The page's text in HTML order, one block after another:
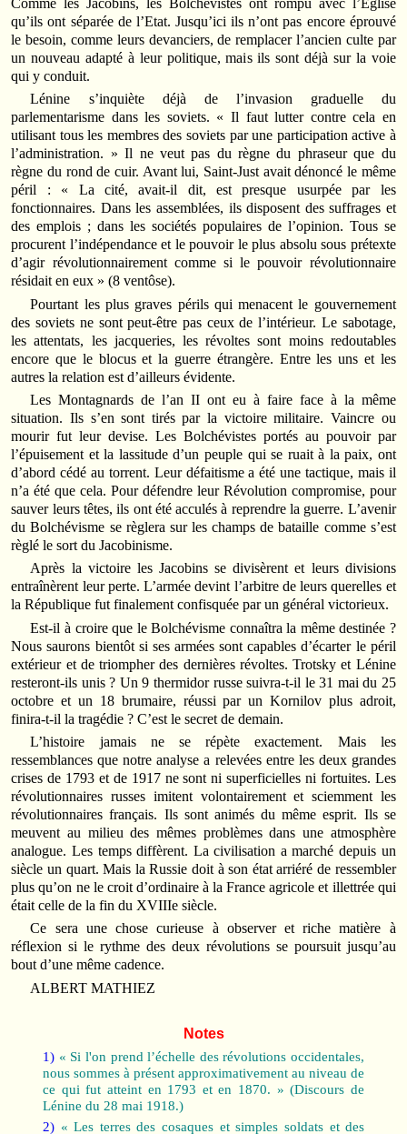
Comme les Jacobins, les Bolchévistes ont rompu avec l’Eglise
qu’ils ont séparée de l’Etat. Jusqu’ici ils n’ont pas encore éprouvé
le besoin, comme leurs devanciers, de remplacer l’ancien culte par
un nouveau adapté à leur politique, mais ils sont déjà sur la voie
qui y conduit.
Lénine s’inquiète déjà de l’invasion graduelle du
parlementarisme dans les soviets. « Il faut lutter contre cela en
utilisant tous les membres des soviets par une participation active à
l’administration. » Il ne veut pas du règne du phraseur que du
règne du rond de cuir. Avant lui, Saint-Just avait dénoncé le même
péril : « La cité, avait-il dit, est presque usurpée par les
fonctionnaires. Dans les assemblées, ils disposent des suffrages et
des emplois ; dans les sociétés populaires de l’opinion. Tous se
procurent l’indépendance et le pouvoir le plus absolu sous prétexte
d’agir révolutionnairement comme si le pouvoir révolutionnaire
résidait en eux » (8 ventôse).
Pourtant les plus graves périls qui menacent le gouvernement
des soviets ne sont peut-être pas ceux de l’intérieur. Le sabotage,
les attentats, les jacqueries, les révoltes sont moins redoutables
encore que le blocus et la guerre étrangère. Entre les uns et les
autres la relation est d’ailleurs évidente.
Les Montagnards de l’an II ont eu à faire face à la même
situation. Ils s’en sont tirés par la victoire militaire. Vaincre ou
mourir fut leur devise. Les Bolchévistes portés au pouvoir par
l’épuisement et la lassitude d’un peuple qui se ruait à la paix, ont
d’abord cédé au torrent. Leur défaitisme a été une tactique, mais il
n’a été que cela. Pour défendre leur Révolution compromise, pour
sauver leurs têtes, ils ont été acculés à reprendre la guerre. L’avenir
du Bolchévisme se règlera sur les champs de bataille comme s’est
règlé le sort du Jacobinisme.
Après la victoire les Jacobins se divisèrent et leurs divisions
entraînèrent leur perte. L’armée devint l’arbitre de leurs querelles et
la République fut finalement confisquée par un général victorieux.
Est-il à croire que le Bolchévisme connaîtra la même destinée ?
Nous saurons bientôt si ses armées sont capables d’écarter le péril
extérieur et de triompher des dernières révoltes. Trotsky et Lénine
resteront-ils unis ? Un 9 thermidor russe suivra-t-il le 31 mai du 25
octobre et un 18 brumaire, réussi par un Kornilov plus adroit,
finira-t-il la tragédie ? C’est le secret de demain.
L’histoire jamais ne se répète exactement. Mais les
ressemblances que notre analyse a relevées entre les deux grandes
crises de 1793 et de 1917 ne sont ni superficielles ni fortuites. Les
révolutionnaires russes imitent volontairement et sciemment les
révolutionnaires français. Ils sont animés du même esprit. Ils se
meuvent au milieu des mêmes problèmes dans une atmosphère
analogue. Les temps diffèrent. La civilisation a marché depuis un
siècle un quart. Mais la Russie doit à son état arriéré de ressembler
plus qu’on ne le croit d’ordinaire à la France agricole et illettrée qui
était celle de la fin du XVIIIe siècle.
Ce sera une chose curieuse à observer et riche matière à
réflexion si le rythme des deux révolutions se poursuit jusqu’au
bout d’une même cadence.
ALBERT MATHIEZ
Notes
1)« Si l'on prend l’échelle des révolutions occidentales,
nous sommes à présent approximativement au niveau de
ce qui fut atteint en 1793 et en 1870. » (Discours de
Lénine du 28 mai 1918.)
2)« Les terres des cosaques et simples soldats et des